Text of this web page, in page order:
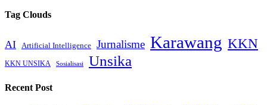
Tag Clouds
AI Artificial Intelligence Jurnalisme Karawang KKN
KKN UNSIKA Sosialisasi Unsika
Recent Post